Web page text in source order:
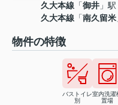
久大本線 「御井 」
久大本線 「南久留米
物件の特徴
バストイレ
別
室内洗濯
置場